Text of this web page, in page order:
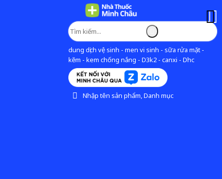
dung dịch vệ sinh - men vi sinh - sữa rửa mặt -
kẽm - kem chống nắng - D3k2 - canxi - Dhc
Nhập tên sản phẩm, Danh mục